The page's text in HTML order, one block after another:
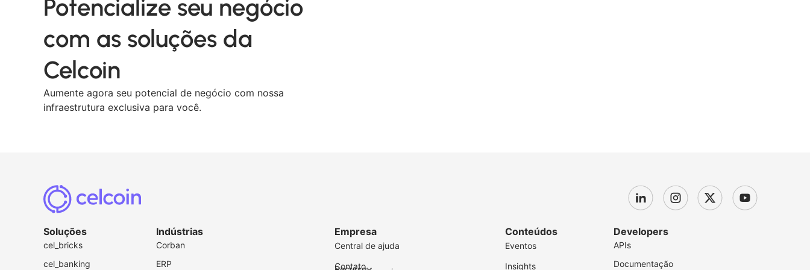
Potencialize seu negócio
com as soluções da
Celcoin
Aumente agora seu potencial de negócio com nossa
infraestrutura exclusiva para você.
Soluções
cel_bricks
cel_banking
Indústrias
Corban
ERP
Empresa
Central de ajuda
Contato
Conteúdos
Eventos
Insights
Developers
APIs
Documentação